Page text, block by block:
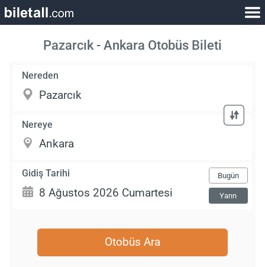
Pazarcık - Ankara Otobüs Bileti
Nereden
Nereye
Gidiş Tarihi Bugün
Yarın
Otobüs Ara